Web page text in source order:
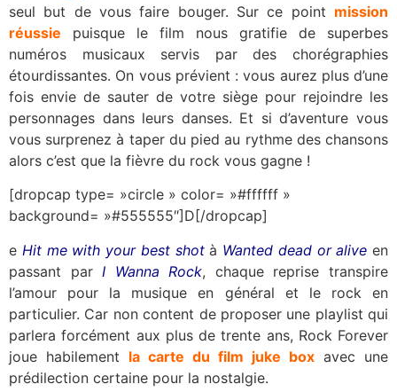
seul but de vous faire bouger. Sur ce point mission
réussie puisque le film nous gratifie de superbes
numéros musicaux servis par des chorégraphies
étourdissantes. On vous prévient : vous aurez plus d’une
fois envie de sauter de votre siège pour rejoindre les
personnages dans leurs danses. Et si d’aventure vous
vous surprenez à taper du pied au rythme des chansons
alors c’est que la fièvre du rock vous gagne !
[dropcap type= »circle » color= »#ffffff »
background= »#555555″]D[/dropcap]
e Hit me with your best shot à Wanted dead or alive en
passant parI Wanna Rock, chaque reprise transpire
l’amour pour la musique en général et le rock en
particulier. Car non content de proposer une playlist qui
parlera forcément aux plus de trente ans, Rock Forever
joue habilement la carte du film juke box avec une
prédilection certaine pour la nostalgie.